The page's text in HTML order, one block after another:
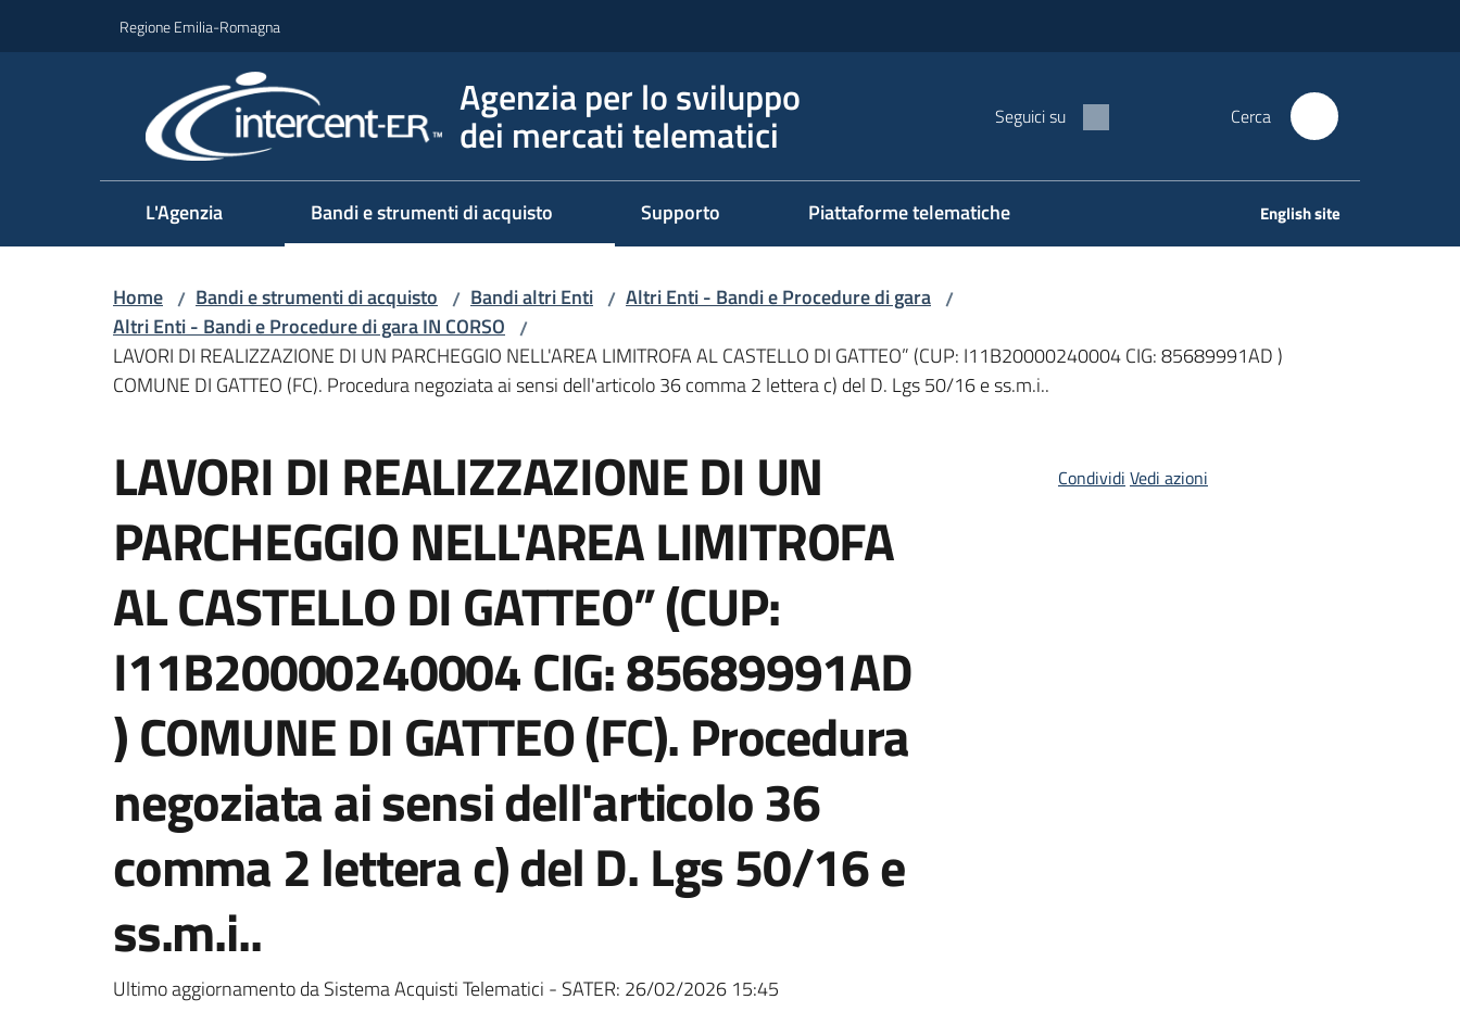
Regione Emilia-Romagna
Agenzia per lo sviluppo
dei mercati telematici Seguici su Cerca
L'Agenzia Bandi e strumenti di acquisto Supporto Piattaforme telematiche English site
Home / Bandi e strumenti di acquisto / Bandi altri Enti / Altri Enti - Bandi e Procedure di gara /
Altri Enti - Bandi e Procedure di gara IN CORSO /
LAVORI DI REALIZZAZIONE DI UN PARCHEGGIO NELL'AREA LIMITROFA AL CASTELLO DI GATTEO” (CUP: I11B20000240004 CIG: 85689991AD )
COMUNE DI GATTEO (FC). Procedura negoziata ai sensi dell'articolo 36 comma 2 lettera c) del D. Lgs 50/16 e ss.m.i..
LAVORI DI REALIZZAZIONE DI UN
PARCHEGGIO NELL'AREA LIMITROFA
AL CASTELLO DI GATTEO” (CUP:
I11B20000240004 CIG: 85689991AD
) COMUNE DI GATTEO (FC). Procedura
negoziata ai sensi dell'articolo 36
comma 2 lettera c) del D. Lgs 50/16 e
ss.m.i..
Ultimo aggiornamento da Sistema Acquisti Telematici - SATER: 26/02/2026 15:45
Condividi Vedi azioni